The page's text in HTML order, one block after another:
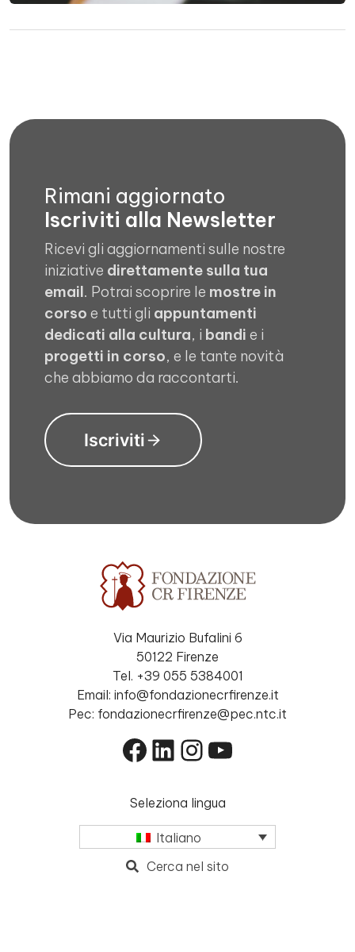
Rimani aggiornato
Iscriviti alla Newsletter
Ricevi gli aggiornamenti sulle nostre
iniziative direttamente sulla tua
email. Potrai scoprire le mostre in
corso e tutti gli appuntamenti
dedicati alla cultura, i bandi e i
progetti in corso, e le tante novità
che abbiamo da raccontarti.
Iscriviti
Via Maurizio Bufalini 6
50122 Firenze
Tel. +39 055 5384001
Email: info@fondazionecrfirenze.it
Pec: fondazionecrfirenze@pec.ntc.it
Facebook
LinkedIn
Instagram
YouTube
Seleziona lingua
Italiano
Cerca nel sito